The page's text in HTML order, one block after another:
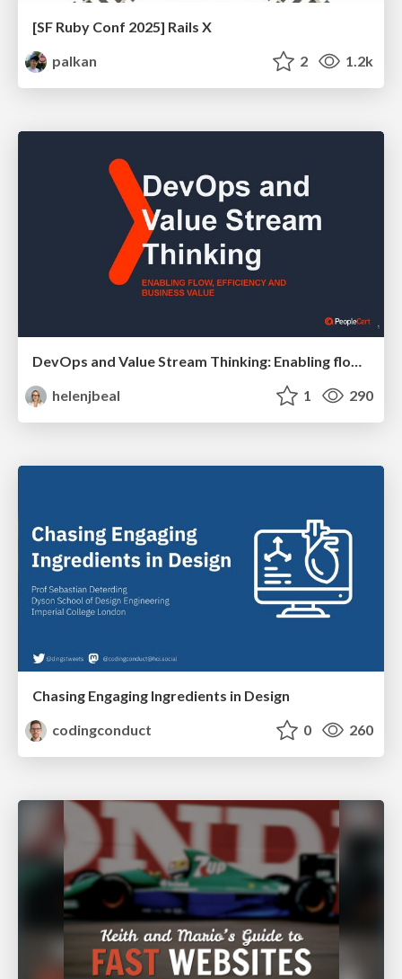
[SF Ruby Conf 2025] Rails X
palkan
2 1.2k
DevOps and Value Stream Thinking: Enabling flow, efficiency and business value
helenjbeal
1 290
Chasing Engaging Ingredients in Design
codingconduct
0 260